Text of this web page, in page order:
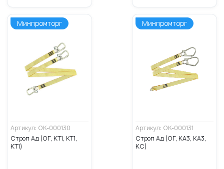
Минпромторг
Артикул: ОК-000130
Строп Ад (ОГ, КТ1, КТ1,
КТ1)
Минпромторг
Артикул: ОК-000131
Строп Ад (ОГ, КА3, КА3,
КС)